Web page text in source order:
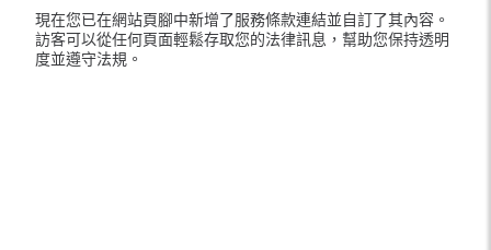
現在您已在網站頁腳中新增了服務條款連結並自訂了其內容。
訪客可以從任何頁面輕鬆存取您的法律訊息，幫助您保持透明
度並遵守法規。